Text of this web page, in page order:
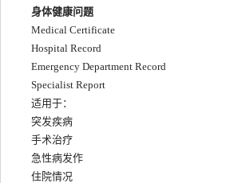
身体健康问题
Medical Certificate
Hospital Record
Emergency Department Record
Specialist Report
适用于：
突发疾病
手术治疗
急性病发作
住院情况